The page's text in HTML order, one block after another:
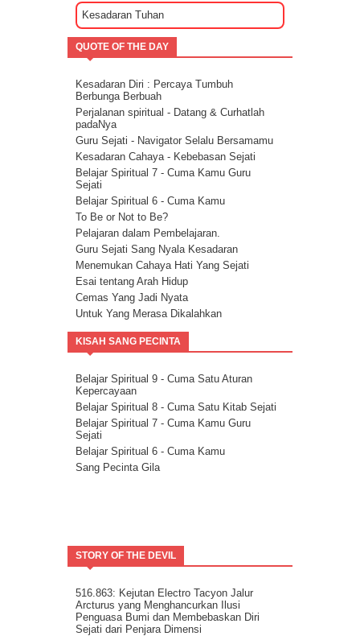
Mencari Cinta Sejati Untuk Masa Depan
Mencari Arti Cinta Sejati Dalam Sebuah
Hubungan
Cara Menenangkan Pikiran Saat Galau
Menghapuskan Energi Negatif
Cara Mengatasi Depresi Menggunakan
Energi
Energi Kasih Sayang - Tehnik Double Pink
Kesadaran Tuhan
QUOTE OF THE DAY
Kesadaran Diri : Percaya Tumbuh
Berbunga Berbuah
Perjalanan spiritual - Datang & Curhatlah
padaNya
Guru Sejati - Navigator Selalu Bersamamu
Kesadaran Cahaya - Kebebasan Sejati
Belajar Spiritual 7 - Cuma Kamu Guru
Sejati
Belajar Spiritual 6 - Cuma Kamu
To Be or Not to Be?
Pelajaran dalam Pembelajaran.
Guru Sejati Sang Nyala Kesadaran
Menemukan Cahaya Hati Yang Sejati
Esai tentang Arah Hidup
Cemas Yang Jadi Nyata
Untuk Yang Merasa Dikalahkan
Corona dan Congorna
Kita semua adalah saluran berkat
Rencana Agung
Milikilah Kepercayaan penuh kepada
Kekuatan Iman.
Bakatmu.
Janji Pelajaran untuk kemandirian Jiwa
Spiritualitas Kehidupan
Arahkan Perhatianmu Ke Dalam
Tentang Aspirasi.
Buanglah Belenggu Diri Palsu itu..
Pertanyaan untuk Dipertimbangkan.
Ini Bisa Jadi Hidup Yang Mudah
KISAH SANG PECINTA
Belajar Spiritual 9 - Cuma Satu Aturan
Kepercayaan
Belajar Spiritual 8 - Cuma Satu Kitab Sejati
Belajar Spiritual 7 - Cuma Kamu Guru
Sejati
Belajar Spiritual 6 - Cuma Kamu
Sang Pecinta Gila
STORY OF THE DEVIL
516.863: Kejutan Electro Tacyon Jalur
Arcturus yang Menghancurkan Ilusi
Penguasa Bumi dan Membebaskan Diri
Sejati dari Penjara Dimensi